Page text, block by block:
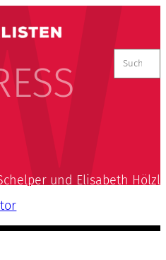
nach:
und Elisabeth Hölzl